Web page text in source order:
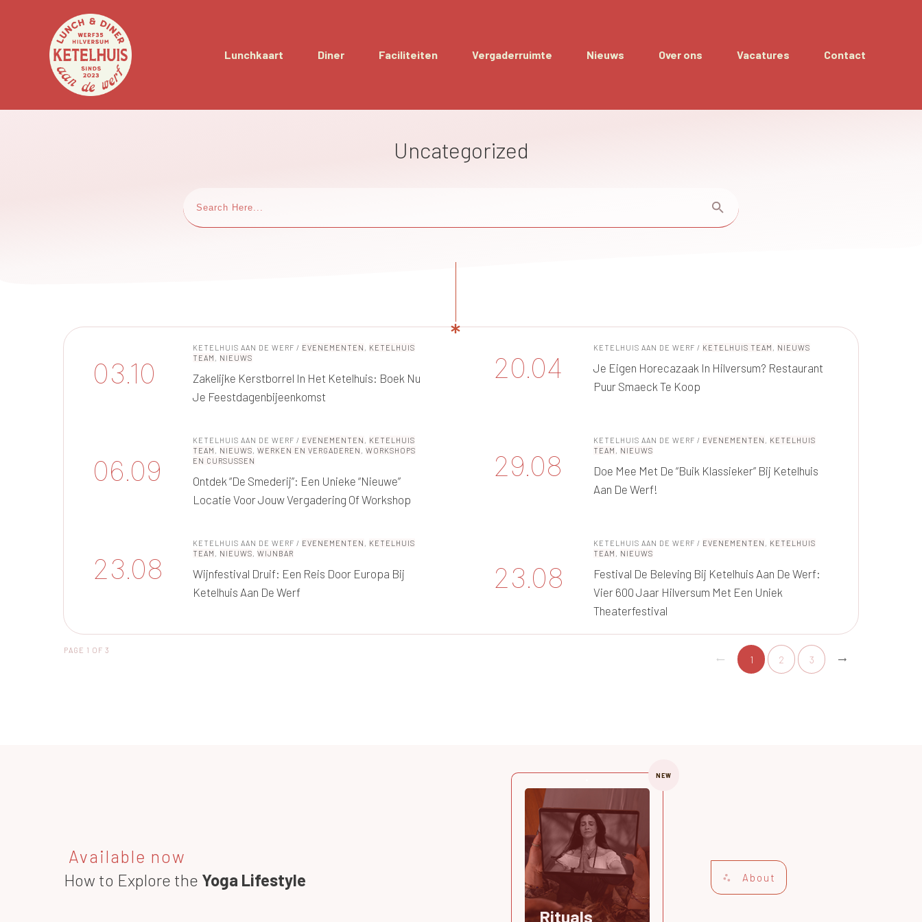
Lunchkaart Diner Faciliteiten Vergaderruimte Nieuws Over ons Vacatures Contact
Uncategorized
03.10
KETELHUIS AAN DE WERF / EVENEMENTEN , KETELHUIS
TEAM , NIEUWS
Zakelijke Kerstborrel In Het Ketelhuis: Boek Nu
Je Feestdagenbijeenkomst
20.04
KETELHUIS AAN DE WERF / KETELHUIS TEAM , NIEUWS
Je Eigen Horecazaak In Hilversum? Restaurant
Puur Smaeck Te Koop
06.09
KETELHUIS AAN DE WERF / EVENEMENTEN , KETELHUIS
TEAM , NIEUWS,WERKEN EN VERGADEREN ,WORKSHOPS
EN CURSUSSEN
Ontdek “De Smederij”: Een Unieke “nieuwe”
Locatie Voor Jouw Vergadering Of Workshop
29.08
KETELHUIS AAN DE WERF / EVENEMENTEN , KETELHUIS
TEAM , NIEUWS
Doe Mee Met De “Buik Klassieker” Bij Ketelhuis
Aan De Werf!
23.08
KETELHUIS AAN DE WERF / EVENEMENTEN , KETELHUIS
TEAM , NIEUWS,WIJNBAR
Wijnfestival Druif: Een Reis Door Europa Bij
Ketelhuis Aan De Werf
23.08
KETELHUIS AAN DE WERF / EVENEMENTEN , KETELHUIS
TEAM , NIEUWS
Festival De Beleving Bij Ketelhuis Aan De Werf:
Vier 600 Jaar Hilversum Met Een Uniek
Theaterfestival
PAGE 1 OF 3
1 2 3
Available now
How to Explore the Yoga Lifestyle
NEW
Rituals
About